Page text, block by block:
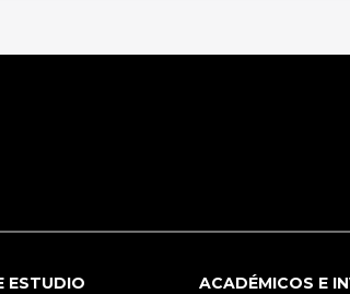
ESTUDIO ACADÉMICOS E